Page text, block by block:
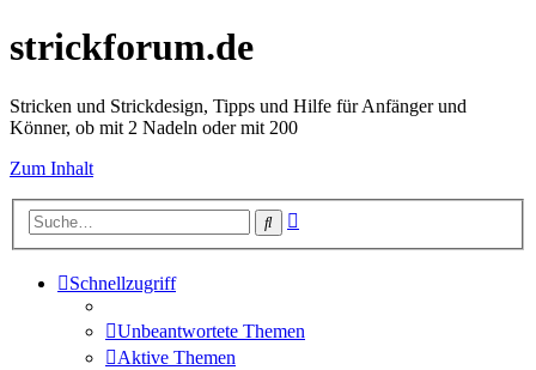
strickforum.de
Stricken und Strickdesign, Tipps und Hilfe für Anfänger und
Könner, ob mit 2 Nadeln oder mit 200
Zum Inhalt
Suche
Schnellzugriff
Unbeantwortete Themen
Aktive Themen